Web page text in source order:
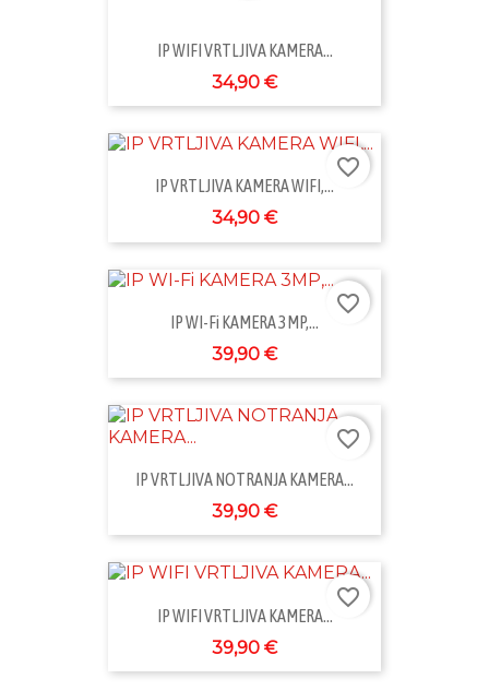
IP WIFI VRTLJIVA KAMERA...
34,90 €
IP VRTLJIVA KAMERA WIFI,...
34,90 €
favorite_border
IP WI-Fi KAMERA 3MP,...
39,90 €
favorite_border
IP VRTLJIVA NOTRANJA KAMERA...
39,90 €
favorite_border
IP WIFI VRTLJIVA KAMERA...
39,90 €
favorite_border